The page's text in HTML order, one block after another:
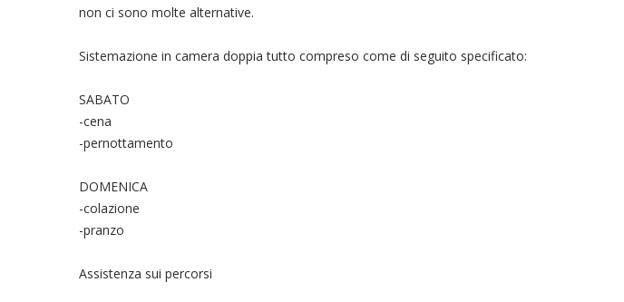
non ci sono molte alternative.
Sistemazione in camera doppia tutto compreso come di seguito specificato:
SABATO
-cena
-pernottamento
DOMENICA
-colazione
-pranzo
Assistenza sui percorsi